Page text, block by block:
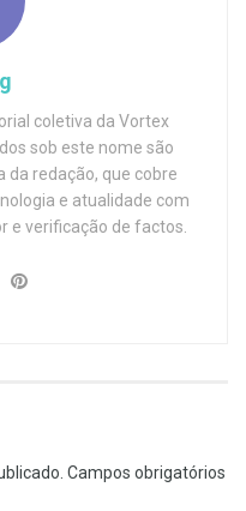
coletiva da Vortex
sob este nome são
da redação, que cobre
e atualidade com
e verificação de factos.
Campos obrigatórios